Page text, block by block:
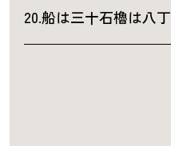
20.船は三十石櫓は八丁